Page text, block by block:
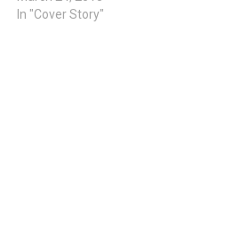
In "Cover Story"